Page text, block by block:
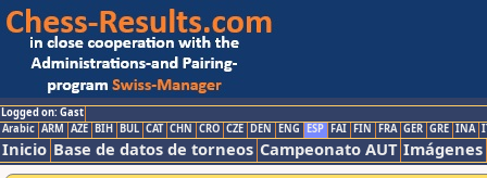
Logged on: Gast
Arabic ARM AZE BIH BUL CAT CHN CRO CZE DEN ENG ESP FAI FIN FRA GER GRE INA
Inicio Base de datos de torneos Campeonato AUT Imágenes